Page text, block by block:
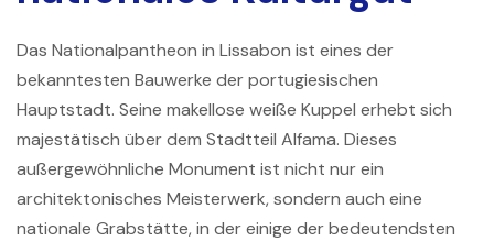
Das Nationalpantheon in Lissabon ist eines der
bekanntesten Bauwerke der portugiesischen
Hauptstadt. Seine makellose weiße Kuppel erhebt sich
majestätisch über dem Stadtteil Alfama. Dieses
außergewöhnliche Monument ist nicht nur ein
architektonisches Meisterwerk, sondern auch eine
nationale Grabstätte, in der einige der bedeutendsten